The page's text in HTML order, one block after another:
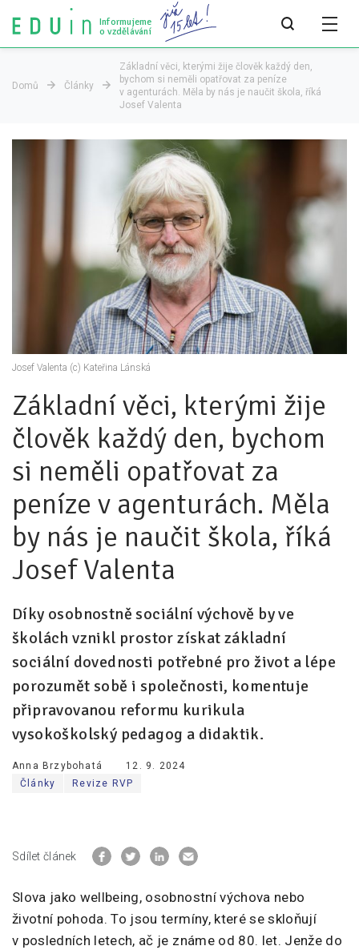
Informujeme
o vzdělávání
Audit vzdělávacího systému
Všechny analýzy
Tiskové zprávy
Pro média
Pro zřizovatele
Konference Lepší škola
Kápézetka - průvodce pro zřizovatele
Klub zřizovatelů
O nás
O nás
Partneři a dárci
Kontakty
Domů Články
Základní věci, kterými žije člověk každý den,
bychom si neměli opatřovat za peníze
v agenturách. Měla by nás je naučit škola, říká
Josef Valenta
Základní věci, kterými žije
člověk každý den, bychom
si neměli opatřovat za
peníze v agenturách. Měla
by nás je naučit škola, říká
Josef Valenta
Díky osobnostně sociální výchově by ve
školách vznikl prostor získat základní
sociální dovednosti potřebné pro život a lépe
porozumět sobě i společnosti, komentuje
připravovanou reformu kurikula
vysokoškolský pedagog a didaktik.
Anna Brzybohatá
12. 9. 2024
Články
Revize RVP
Josef Valenta (c) Kateřina Lánská
Sdílet článek
Slova jako wellbeing, osobnostní výchova nebo
životní pohoda. To jsou termíny, které se skloňují
v posledních letech, ač je známe od 80. let. Jenže do